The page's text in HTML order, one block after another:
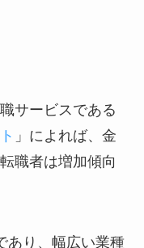
サービスである
」によれば、金
職者は増加傾向
あり、幅広い業種